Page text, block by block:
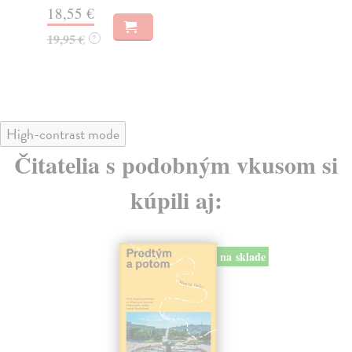
31,21 €
32,85 € ?
High-contrast mode
Čitatelia s podobným vkusom si
kúpili aj: